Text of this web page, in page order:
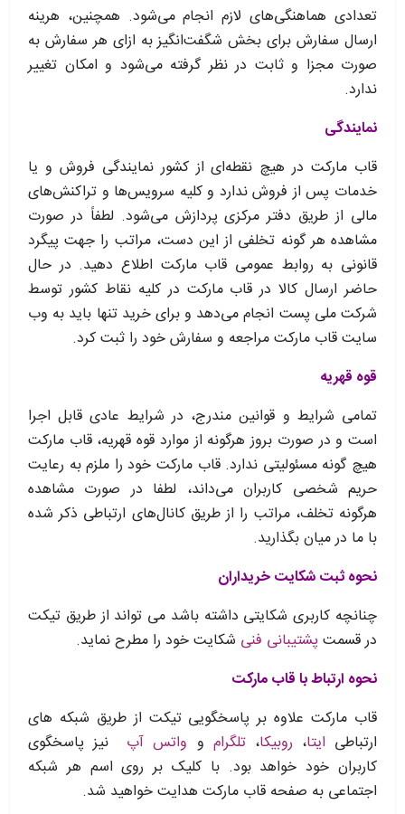
تعدادی هماهنگی‌‏های لازم انجام می‏‌شود. همچنین، هرینه
ارسال سفارش برای بخش شگفت‌انگیز به ازای هر سفارش به
صورت مجزا و ثابت در نظر گرفته می‏‌شود و امکان تغییر
ندارد.
نمایندگی
قاب مارکت در هیچ نقطه‏‌ای از کشور نمایندگی فروش و یا
خدمات پس از فروش ندارد و کلیه سرویس‌‏ها و تراکنش‏‌های
مالی از طریق دفتر مرکزی پردازش می‏‌شود. لطفاً در صورت
مشاهده هر گونه تخلفی از این دست، مراتب را جهت پیگرد
قانونی به روابط عمومی قاب مارکت اطلاع دهید. در حال
حاضر ارسال کالا در قاب مارکت در کلیه نقاط کشور توسط
شرکت ملی پست انجام می‌دهد و برای خرید تنها باید به وب
سایت قاب مارکت مراجعه و سفارش خود را ثبت کرد.
قوه قهریه
تمامی شرایط و قوانین مندرج، در شرایط عادی قابل اجرا
است و در صورت بروز هرگونه از موارد قوه قهریه، قاب مارکت
هیچ گونه مسئولیتی ندارد. قاب مارکت خود را ملزم به رعایت
حریم شخصی کاربران می‌داند، لطفا در صورت مشاهده
هرگونه تخلف، مراتب را از طریق کانال‏‌های ارتباطی ذکر شده
با ما در میان بگذارید.
نحوه ثبت شکایت خریداران
چنانچه کاربری شکایتی داشته باشد می تواند از طریق تیکت
در قسمت پشتیبانی فنی شکایت خود را مطرح نماید.
نحوه ارتباط با قاب مارکت
قاب مارکت علاوه بر پاسخگویی تیکت از طریق شبکه های
ارتباطی ایتا، روبیکا،تلگرام و واتس آپ نیز پاسخگوی
کاربران خود خواهد بود. با کلیک بر روی اسم هر شبکه
اجتماعی به صفحه قاب مارکت هدایت خواهید شد.